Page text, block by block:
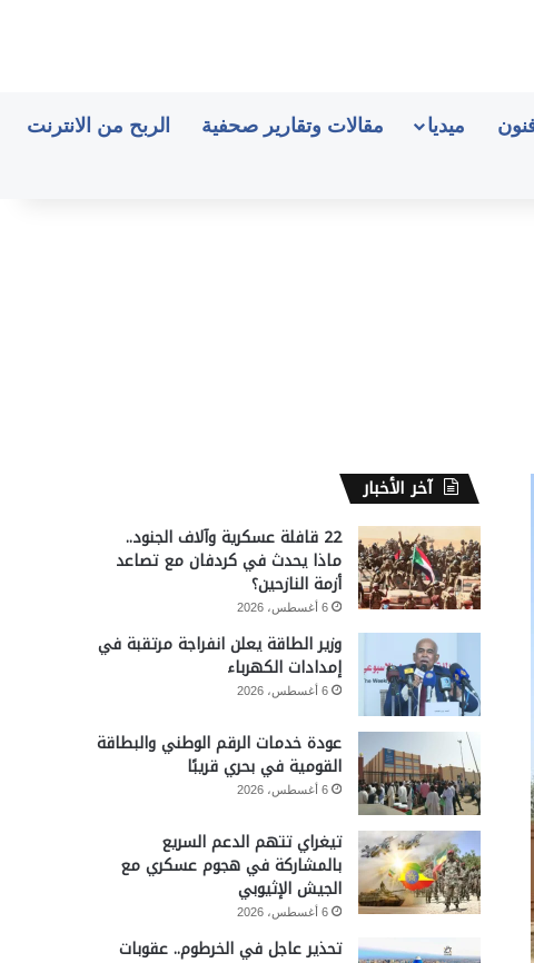
ميديا مقالات وتقارير صحفية الربح من الانترنت
آخر الأخبار
22 قافلة عسكرية وآلاف الجنود..
ماذا يحدث في كردفان مع تصاعد
أزمة النازحين؟
6 أغسطس، 2026
وزير الطاقة يعلن انفراجة مرتقبة في
إمدادات الكهرباء
6 أغسطس، 2026
عودة خدمات الرقم الوطني والبطاقة
القومية في بحري قريبًا
6 أغسطس، 2026
تيغراي تتهم الدعم السريع
بالمشاركة في هجوم عسكري مع
الجيش الإثيوبي
6 أغسطس، 2026
تحذير عاجل في الخرطوم.. عقوبات